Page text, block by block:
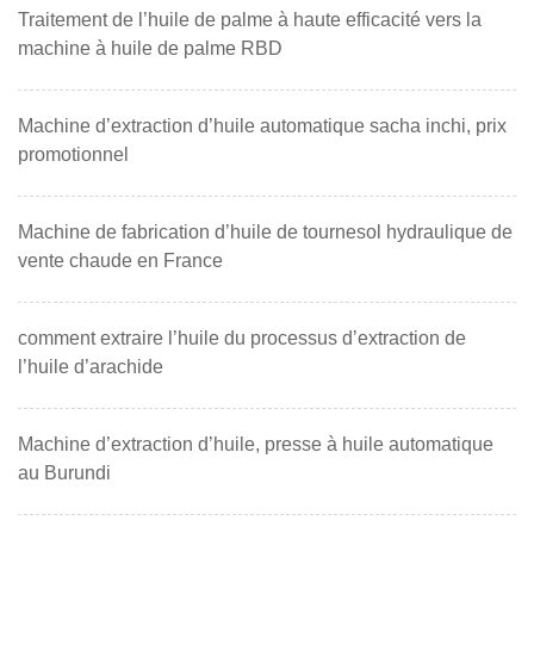
Traitement de l’huile de palme à haute efficacité vers la
machine à huile de palme RBD
Machine d’extraction d’huile automatique sacha inchi, prix
promotionnel
Machine de fabrication d’huile de tournesol hydraulique de
vente chaude en France
comment extraire l’huile du processus d’extraction de
l’huile d’arachide
Machine d’extraction d’huile, presse à huile automatique
au Burundi